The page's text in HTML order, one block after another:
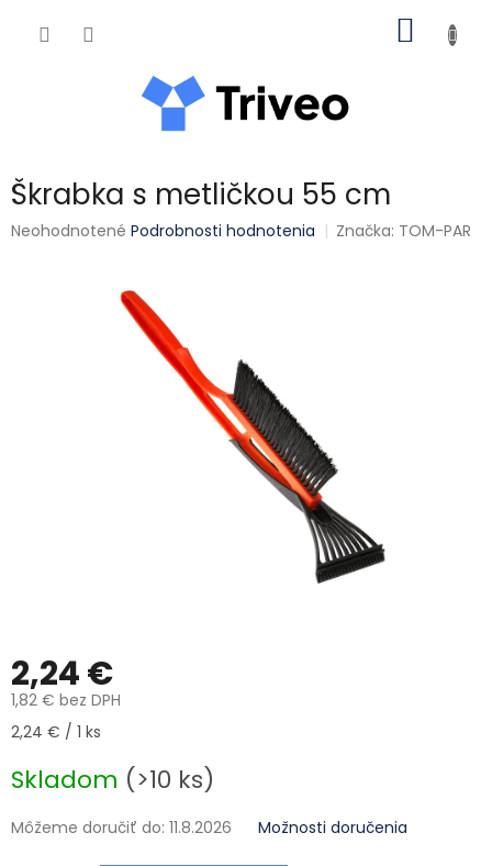
Škrabka s metličkou 55 cm
Priemerné hodnotenie produktu je 0,0 z 5 hviezdičiek.
Neohodnotené Podrobnosti hodnotenia Značka: TOM-PAR
2,24 €
1,82 € bez DPH
Jednotková cena:
2,24 € / 1 ks
Skladom (>10 ks)
Môžeme doručiť do: 11.8.2026 Možnosti doručenia